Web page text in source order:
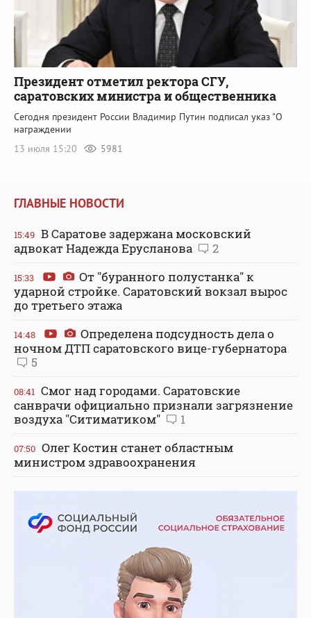
Президент отметил ректора СГУ,
саратовских министра и общественника
Сегодня президент России Владимир Путин подписал указ "О
награждении
13 июля 15:20
5981
ГЛАВНЫЕ НОВОСТИ
15:49 В Саратове задержана московский
адвокат Надежда Ерусланова
2
15:33
От "буранного полустанка" к
ударной стройке. Саратовский вокзал вырос
до третьего этажа
14:48
Определена подсудность дела о
ночном ДТП саратовского вице-губернатора
5
08:41 Смог над городами. Саратовские
санврачи официально признали загрязнение
воздуха "Ситиматиком"
1
07:50 Олег Костин станет областным
министром здравоохранения